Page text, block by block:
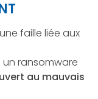
faille liée aux
un ransomware
au mauvais